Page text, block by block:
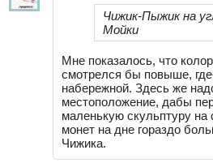
Чижик-Пыжик на
Мойки
Мне показалось, что
смотрелся бы повыше,
набережной. Здесь же
местоположение, дабы
маленькую скульптуру на
монет на дне гораздо
Чижика.